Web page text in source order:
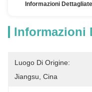
Informazioni Dettagliate
Informazioni
Luogo Di Origine:
Jiangsu, Cina